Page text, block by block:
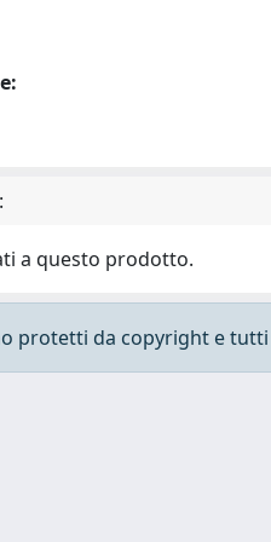
a questo prodotto.
protetti da copyright e